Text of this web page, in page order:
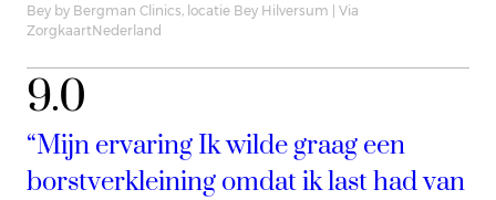
Bey by Bergman Clinics, locatie Bey Hilversum | Via
ZorgkaartNederland
9.0
“Mijn ervaring Ik wilde graag een
borstverkleining omdat ik last had van